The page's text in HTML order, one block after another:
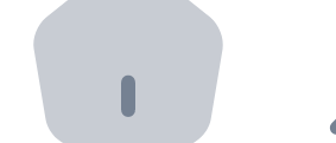
Integra un ATM Bitnovo en tu
Bitnovo API
Integra nuestra API en tu